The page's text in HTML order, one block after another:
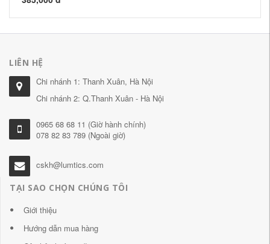
LIÊN HỆ
Chi nhánh 1: Thanh Xuân, Hà Nội
Chi nhánh 2: Q.Thanh Xuân - Hà Nội
0965 68 68 11 (Giờ hành chính)
078 82 83 789 (Ngoài giờ)
cskh@lumtics.com
TẠI SAO CHỌN CHÚNG TÔI
Giới thiệu
Hướng dẫn mua hàng